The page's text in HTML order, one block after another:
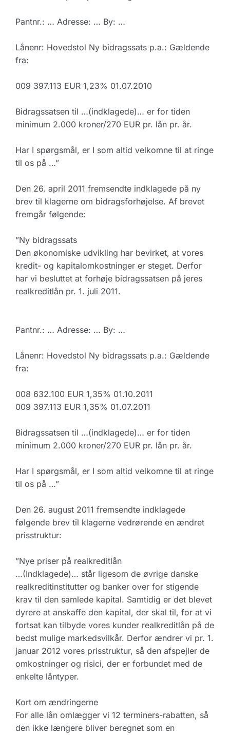
Pantnr.: … Adresse: … By: …
Lånenr: Hovedstol Ny bidragssats p.a.: Gældende
fra:
009 397.113 EUR 1,23% 01.07.2010
Bidragssatsen til …(indklagede)… er for tiden
minimum 2.000 kroner/270 EUR pr. lån pr. år.
Har I spørgsmål, er I som altid velkomne til at ringe
til os på …”
Den 26. april 2011 fremsendte indklagede på ny
brev til klagerne om bidragsforhøjelse. Af brevet
fremgår følgende:
”Ny bidragssats
Den økonomiske udvikling har bevirket, at vores
kredit- og kapitalomkostninger er steget. Derfor
har vi besluttet at forhøje bidragssatsen på jeres
realkreditlån pr. 1. juli 2011.
Pantnr.: … Adresse: … By: …
Lånenr: Hovedstol Ny bidragssats p.a.: Gældende
fra:
008 632.100 EUR 1,35% 01.10.2011
009 397.113 EUR 1,35% 01.07.2011
Bidragssatsen til …(indklagede)… er for tiden
minimum 2.000 kroner/270 EUR pr. lån pr. år.
Har I spørgsmål, er I som altid velkomne til at ringe
til os på …”
Den 26. august 2011 fremsendte indklagede
følgende brev til klagerne vedrørende en ændret
prisstruktur:
”Nye priser på realkreditlån
…(Indklagede)… står ligesom de øvrige danske
realkreditinstitutter og banker over for stigende
krav til den samlede kapital. Samtidig er det blevet
dyrere at anskaffe den kapital, der skal til, for at vi
fortsat kan tilbyde vores kunder realkreditlån på de
bedst mulige markedsvilkår. Derfor ændrer vi pr. 1.
januar 2012 vores prisstruktur, så den afspejler de
omkostninger og risici, der er forbundet med de
enkelte låntyper.
Kort om ændringerne
For alle lån omlægger vi 12 terminers-rabatten, så
den ikke længere bliver beregnet som en